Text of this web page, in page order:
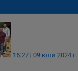
16:27 | 09 юли 2024 г.